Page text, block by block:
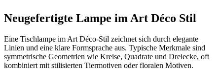
Neugefertigte Lampe im Art Déco Stil
Eine Tischlampe im Art Déco-Stil zeichnet sich durch elegante
Linien und eine klare Formsprache aus. Typische Merkmale sind
symmetrische Geometrien wie Kreise, Quadrate und Dreiecke, oft
kombiniert mit stilisierten Tiermotiven oder floralen Motiven.